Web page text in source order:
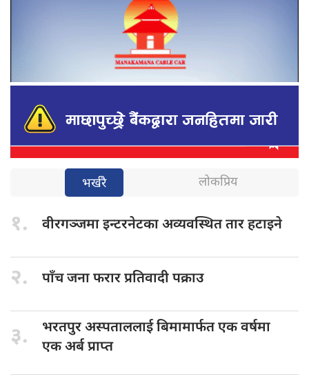
भर्खरै लोकप्रिय
१. वीरगञ्जमा इन्टरनेटकाअव्यवस्थित तार हटाइने
२. पाँच जनाफरार प्रतिवादी पक्राउ
३. भरतपुर अस्पताललाईबिमामार्फत एक वर्षमा
एक अर्ब प्राप्त